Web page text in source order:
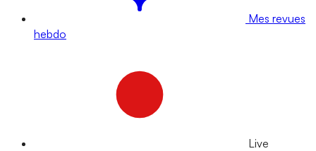
Mes revues
hebdo
Live